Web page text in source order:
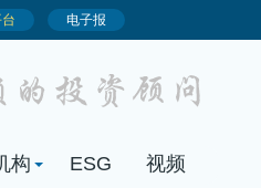
构 ESG 视频